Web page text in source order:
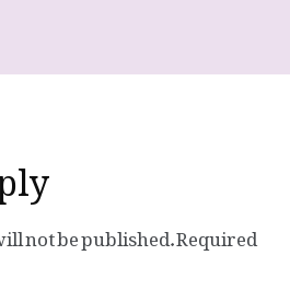
not be published.Required